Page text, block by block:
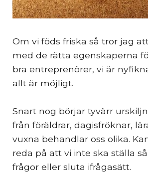
Om vi föds friska så tror jag
med de rätta egenskaperna
bra entreprenörer, vi är
allt är möjligt.
Snart nog börjar tyvärr
från föräldrar, dagisfröknar,
vuxna behandlar oss olika.
reda på att vi inte ska ställa
frågor eller sluta ifrågasätt.